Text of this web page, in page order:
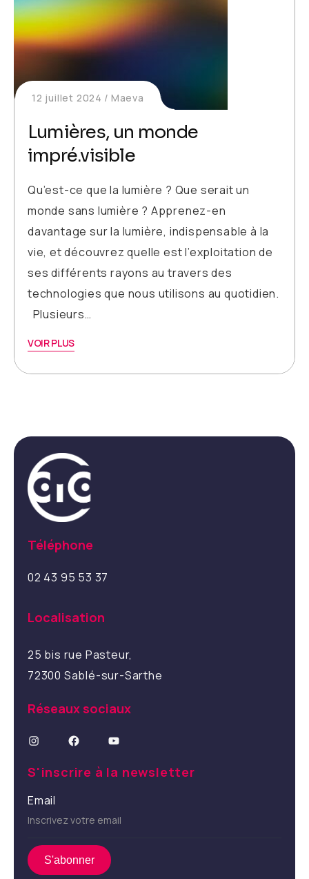
12 juillet 2024 Maeva
Lumières, un monde
impré.visible
Qu’est-ce que la lumière ? Que serait un
monde sans lumière ? Apprenez-en
davantage sur la lumière, indispensable à la
vie, et découvrez quelle est l’exploitation de
ses différents rayons au travers des
technologies que nous utilisons au quotidien.
Plusieurs…
VOIR PLUS
Téléphone
02 43 95 53 37
Localisation
25 bis rue Pasteur,
72300 Sablé-sur-Sarthe
Réseaux sociaux
Instagram
Facebook
YouTube
S'inscrire à la newsletter
Email